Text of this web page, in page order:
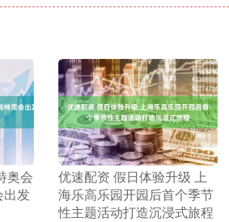
奥会
出发
​优速配资 假日体验升级 上
海乐高乐园开园后首个季节
性主题活动打造沉浸式旅程